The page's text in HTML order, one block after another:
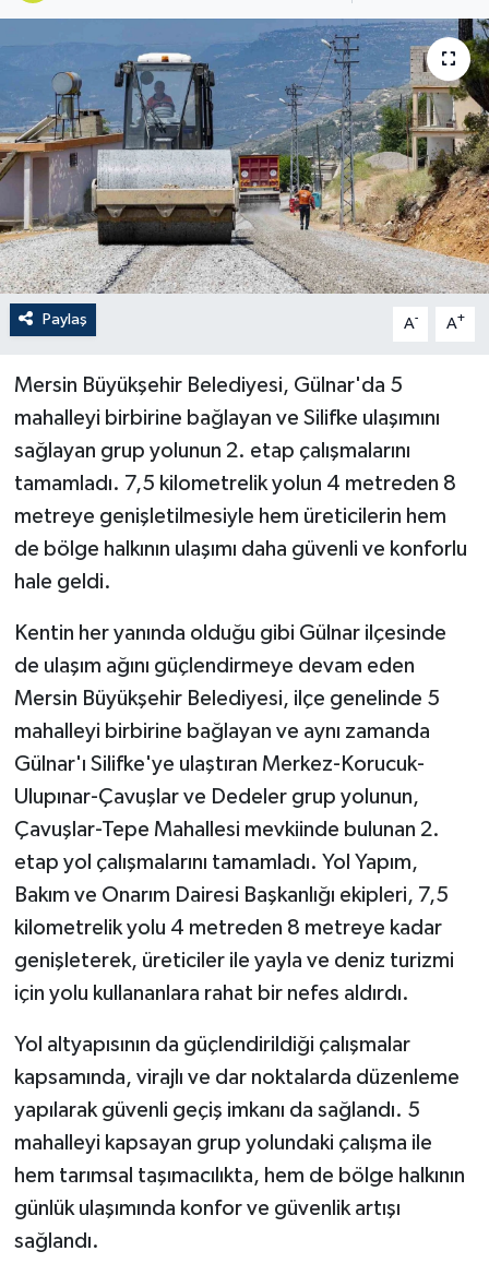
Paylaş A- A+
Mersin Büyükşehir Belediyesi, Gülnar'da 5
mahalleyi birbirine bağlayan ve Silifke ulaşımını
sağlayan grup yolunun 2. etap çalışmalarını
tamamladı. 7,5 kilometrelik yolun 4 metreden 8
metreye genişletilmesiyle hem üreticilerin hem
de bölge halkının ulaşımı daha güvenli ve konforlu
hale geldi.
Kentin her yanında olduğu gibi Gülnar ilçesinde
de ulaşım ağını güçlendirmeye devam eden
Mersin Büyükşehir Belediyesi, ilçe genelinde 5
mahalleyi birbirine bağlayan ve aynı zamanda
Gülnar'ı Silifke'ye ulaştıran Merkez-Korucuk-
Ulupınar-Çavuşlar ve Dedeler grup yolunun,
Çavuşlar-Tepe Mahallesi mevkiinde bulunan 2.
etap yol çalışmalarını tamamladı. Yol Yapım,
Bakım ve Onarım Dairesi Başkanlığı ekipleri, 7,5
kilometrelik yolu 4 metreden 8 metreye kadar
genişleterek, üreticiler ile yayla ve deniz turizmi
için yolu kullananlara rahat bir nefes aldırdı.
Yol altyapısının da güçlendirildiği çalışmalar
kapsamında, virajlı ve dar noktalarda düzenleme
yapılarak güvenli geçiş imkanı da sağlandı. 5
mahalleyi kapsayan grup yolundaki çalışma ile
hem tarımsal taşımacılıkta, hem de bölge halkının
günlük ulaşımında konfor ve güvenlik artışı
sağlandı.